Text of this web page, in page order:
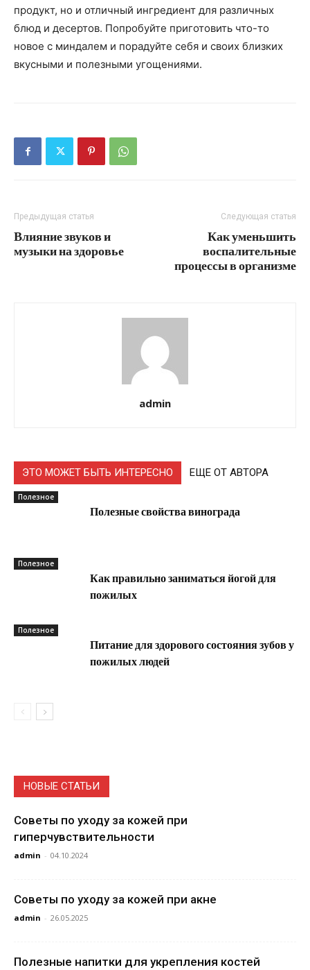
продукт, но и отличный ингредиент для различных
блюд и десертов. Попробуйте приготовить что-то
новое с миндалем и порадуйте себя и своих близких
вкусными и полезными угощениями.
Предыдущая статья
Влияние звуков и
музыки на здоровье
Следующая статья
Как уменьшить
воспалительные
процессы в организме
admin
ЭТО МОЖЕТ БЫТЬ ИНТЕРЕСНО ЕЩЕ ОТ АВТОРА
Полезное
Полезные свойства винограда
Полезное
Как правильно заниматься йогой для
пожилых
Полезное
Питание для здорового состояния зубов у
пожилых людей
НОВЫЕ СТАТЬИ
Советы по уходу за кожей при
гиперчувствительности
admin - 04.10.2024
Советы по уходу за кожей при акне
admin - 26.05.2025
Полезные напитки для укрепления костей